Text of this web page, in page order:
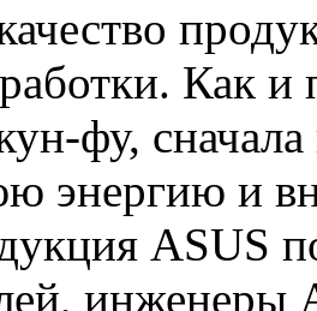
Как и
фу,
энергию и
ASUS
инженеры